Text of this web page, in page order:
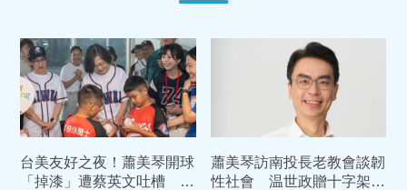
台美友好之夜！蕭美琴開球
「掉漆」遭蔡英文吐槽 逗
蕭美琴訪南投長老教會談韌
性社會 温世政贈十字架祝